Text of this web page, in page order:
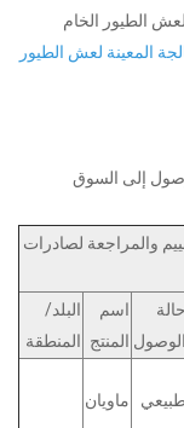
الطيور الخام
المعينة لعش الطيور
إلى السوق
والمراجعة لصادرات
البلد/
المنطقة
اسم
المنتج
حالة
الوصول
ماويان